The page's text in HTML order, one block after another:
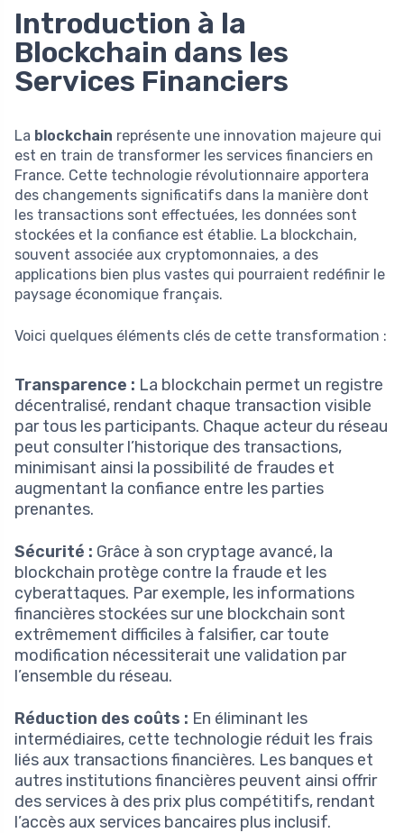
Introduction à la
Blockchain dans les
Services Financiers
La blockchain représente une innovation majeure qui
est en train de transformer les services financiers en
France. Cette technologie révolutionnaire apportera
des changements significatifs dans la manière dont
les transactions sont effectuées, les données sont
stockées et la confiance est établie. La blockchain,
souvent associée aux cryptomonnaies, a des
applications bien plus vastes qui pourraient redéfinir le
paysage économique français.
Voici quelques éléments clés de cette transformation :
Transparence : La blockchain permet un registre
décentralisé, rendant chaque transaction visible
par tous les participants. Chaque acteur du réseau
peut consulter l’historique des transactions,
minimisant ainsi la possibilité de fraudes et
augmentant la confiance entre les parties
prenantes.
Sécurité : Grâce à son cryptage avancé, la
blockchain protège contre la fraude et les
cyberattaques. Par exemple, les informations
financières stockées sur une blockchain sont
extrêmement difficiles à falsifier, car toute
modification nécessiterait une validation par
l’ensemble du réseau.
Réduction des coûts : En éliminant les
intermédiaires, cette technologie réduit les frais
liés aux transactions financières. Les banques et
autres institutions financières peuvent ainsi offrir
des services à des prix plus compétitifs, rendant
l’accès aux services bancaires plus inclusif.